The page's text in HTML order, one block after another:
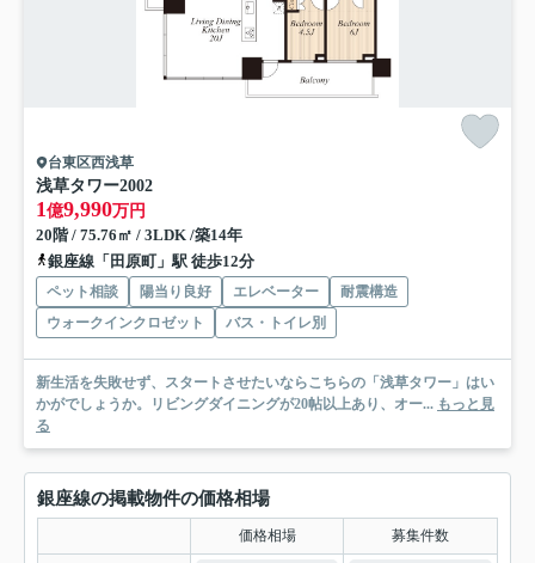
台東区西浅草
浅草タワー2002
1億9,990万円
20階 / 75.76㎡ / 3LDK /築14年
銀座線「田原町」駅 徒歩12分
ペット相談 陽当り良好 エレベーター
耐震構造
ウォークインクロゼット
バス・トイレ別
新生活を失敗せず、スタートさせたいならこちらの「浅草タワー」はい
かがでしょうか。リビングダイニングが20帖以上あり、オー... もっと見
る
銀座線の掲載物件の価格相場
価格相場 募集件数